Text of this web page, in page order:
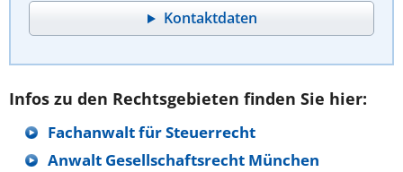
Kontaktdaten
Infos zu den Rechtsgebieten finden Sie hier:
Fachanwalt für Steuerrecht
Anwalt Gesellschaftsrecht München